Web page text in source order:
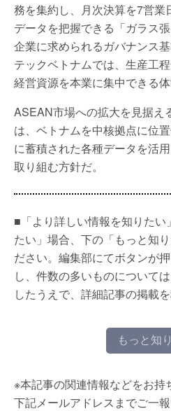
務を集約し、月次決算を7営業
データを把握できる「ガラス
企業に求められるガバナンス
テックベトナムでは、生産工
経営資源を本業に集中できる体
ASEAN市場への拡大を見据え
は、ベトナムを中核拠点に位
に蓄積された各種データを活
取り組む方針だ。
■「より詳しい情報を知りたい
たい」場合、下の「もっと知
ださい。編集部にてボタンが
し、件数の多いものについて
したうえで、詳細記事の掲載
もっと知
※本記事の関連情報などをお持
下記メールアドレスまでご一